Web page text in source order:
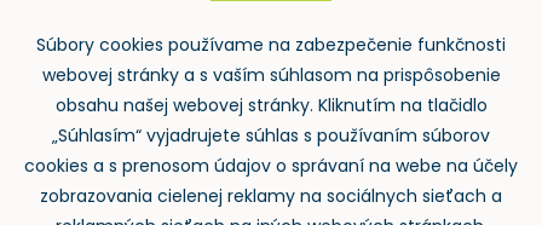
ASPI | Svet práva pre profesionálov
Denník Odpady-portal.sk
Súbory cookies používame na zabezpečenie funkčnosti
webovej stránky a s vaším súhlasom na prispôsobenie
obsahu našej webovej stránky. Kliknutím na tlačidlo
„Súhlasím“ vyjadrujete súhlas s používaním súborov
cookies a s prenosom údajov o správaní na webe na účely
zobrazovania cielenej reklamy na sociálnych sieťach a